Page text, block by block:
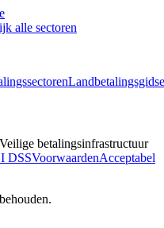
alle sectoren
Veilige betalingsinfrastructuur
DSSVoorwaardenAcceptabel
.